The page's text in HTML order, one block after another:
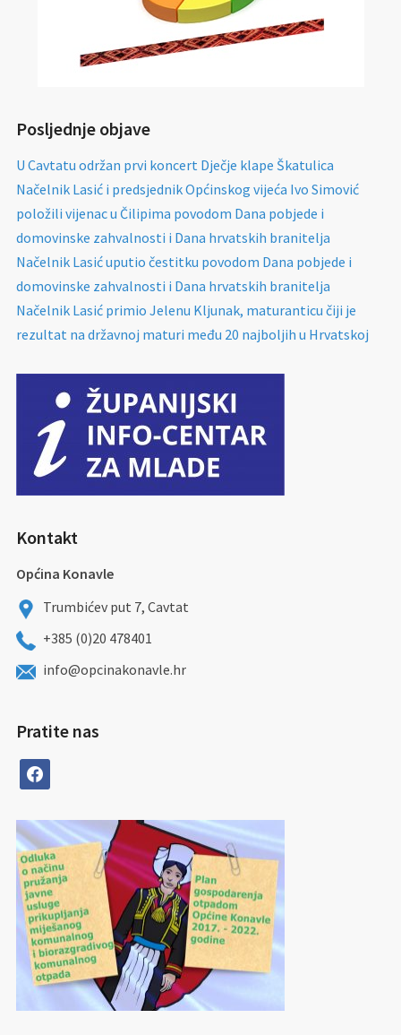
Posljednje objave
U Cavtatu održan prvi koncert Dječje klape Škatulica
Načelnik Lasić i predsjednik Općinskog vijeća Ivo Simović
položili vijenac u Čilipima povodom Dana pobjede i
domovinske zahvalnosti i Dana hrvatskih branitelja
Načelnik Lasić uputio čestitku povodom Dana pobjede i
domovinske zahvalnosti i Dana hrvatskih branitelja
Načelnik Lasić primio Jelenu Kljunak, maturanticu čiji je
rezultat na državnoj maturi među 20 najboljih u Hrvatskoj
Kontakt
Općina Konavle
Trumbićev put 7, Cavtat
+385 (0)20 478401
info@opcinakonavle.hr
Pratite nas
facebook